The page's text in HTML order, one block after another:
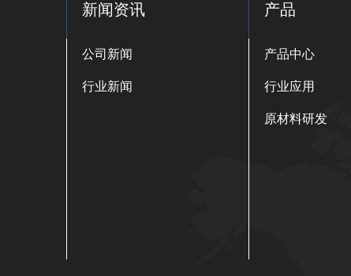
新闻资讯
公司新闻
行业新闻
产品
产品中心
行业应用
原材料研发